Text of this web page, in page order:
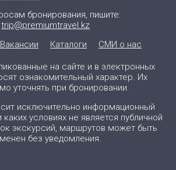
бронирования, пишите:
trip@premiumtravel.kz
Вакансии Каталоги СМИ о нас
на сайте и в электронных
ознакомительный характер. Их
уточнять при бронировании.
исключительно информационный
каких условиях не является публичной
экскурсий, маршрутов может быть
без уведомления.